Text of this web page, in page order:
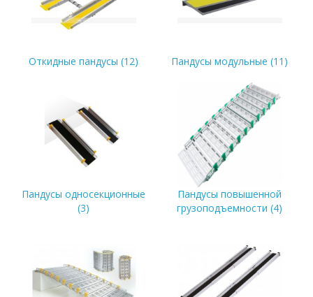
Откидные пандусы (12) Пандусы модульные (11)
Пандусы односекционные
(3)
Пандусы повышенной
грузоподъемности (4)